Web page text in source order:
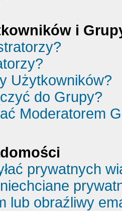
i
Użytkowników?
do Grupy?
Moderatorem
prywatnych
lub obraźliwy